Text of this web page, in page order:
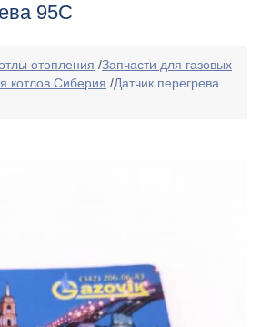
95C
отопления /Запчасти для газовых
котлов Сиберия /Датчик перегрева